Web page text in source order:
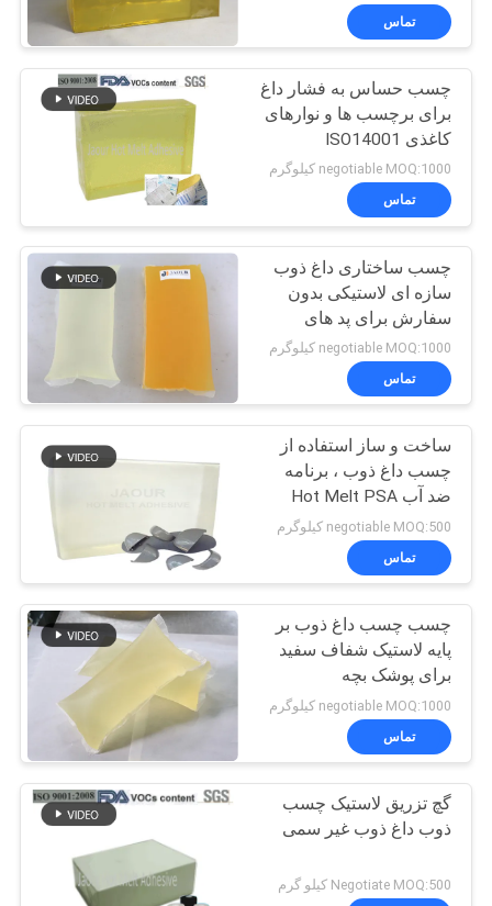
نقشه
سایت
سیاست
حفظ
حریم
خصوصی
چسب داغ ذوب
18
چسب مذاب گرم
35
چسب لاستیکی داغ
ذوب
14
داغ ذوب PSA
36
تماس
چسب حساس به فشار داغ
برای برچسب ها و نوارهای
کاغذی ISO14001
negotiable MOQ:1000 کیلوگرم
تماس
چسب ساختاری داغ ذوب
سازه ای لاستیکی بدون
سفارش برای پد های
دستمال بهداشتی
negotiable MOQ:1000 کیلوگرم
تماس
ساخت و ساز استفاده از
چسب داغ ذوب ، برنامه
ضد آب Hot Melt PSA
negotiable MOQ:500 کیلوگرم
تماس
چسب چسب داغ ذوب بر
پایه لاستیک شفاف سفید
برای پوشک بچه
negotiable MOQ:1000 کیلوگرم
تماس
گچ تزریق لاستیک چسب
ذوب داغ ذوب غیر سمی
Negotiate MOQ:500 کیلو گرم